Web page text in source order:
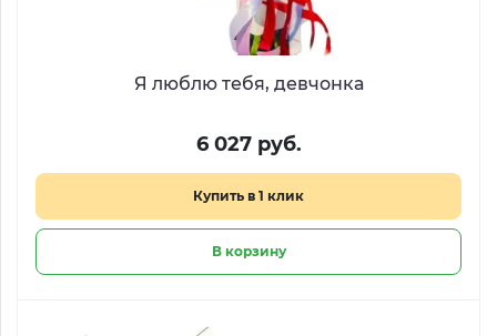
Я люблю тебя, девчонка
6 027 руб.
Купить в 1 клик
В корзину